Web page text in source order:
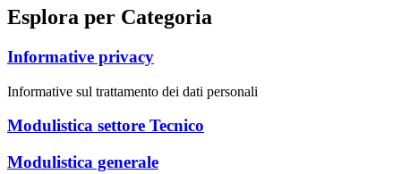
Esplora per Categoria
Informative privacy
Informative sul trattamento dei dati personali
Modulistica settore Tecnico
Modulistica generale